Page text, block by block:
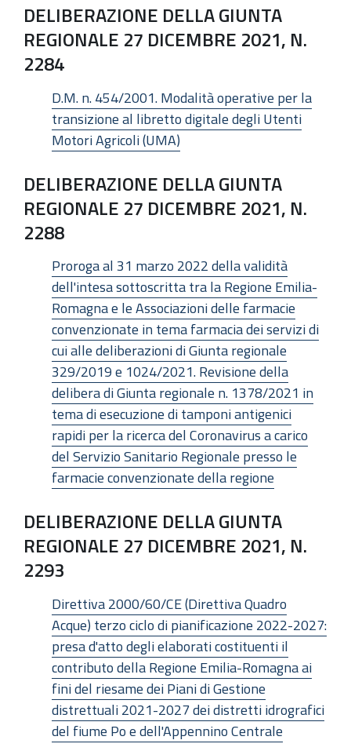
DELIBERAZIONE DELLA GIUNTA
REGIONALE 27 DICEMBRE 2021, N.
2284
D.M. n. 454/2001. Modalità operative per la
transizione al libretto digitale degli Utenti
Motori Agricoli (UMA)
DELIBERAZIONE DELLA GIUNTA
REGIONALE 27 DICEMBRE 2021, N.
2288
Proroga al 31 marzo 2022 della validità
dell'intesa sottoscritta tra la Regione Emilia-
Romagna e le Associazioni delle farmacie
convenzionate in tema farmacia dei servizi di
cui alle deliberazioni di Giunta regionale
329/2019 e 1024/2021. Revisione della
delibera di Giunta regionale n. 1378/2021 in
tema di esecuzione di tamponi antigenici
rapidi per la ricerca del Coronavirus a carico
del Servizio Sanitario Regionale presso le
farmacie convenzionate della regione
DELIBERAZIONE DELLA GIUNTA
REGIONALE 27 DICEMBRE 2021, N.
2293
Direttiva 2000/60/CE (Direttiva Quadro
Acque) terzo ciclo di pianificazione 2022-2027:
presa d'atto degli elaborati costituenti il
contributo della Regione Emilia-Romagna ai
fini del riesame dei Piani di Gestione
distrettuali 2021-2027 dei distretti idrografici
del fiume Po e dell'Appennino Centrale